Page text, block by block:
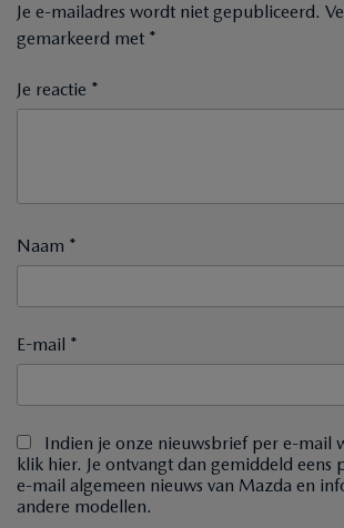
Je e-mailadres wordt niet gepubliceerd.
gemarkeerd met *
Je reactie *
Naam *
E-mail *
Indien je onze nieuwsbrief per e-mail
klik hier. Je ontvangt dan gemiddeld eens
e-mail algemeen nieuws van Mazda en
andere modellen.